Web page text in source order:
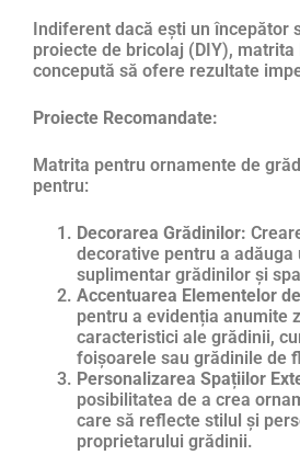
Indiferent dacă ești un începător
proiecte de bricolaj (DIY), matrita
concepută să ofere rezultate
Proiecte Recomandate:
Matrita pentru ornamente de
pentru:
Decorarea Grădinilor:
decorative pentru a adăuga
suplimentar grădinilor și
Accentuarea Elementelor
pentru a evidenția anumite
caracteristici ale grădinii,
foișoarele sau grădinile de
Personalizarea Spațiilor
posibilitatea de a crea
care să reflecte stilul și
proprietarului grădinii.